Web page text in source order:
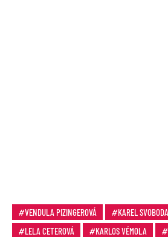
VENDULA PIZINGEROVÁ KAREL SVOBODA
LELA CETEROVÁ
KARLOS VÉMOLA